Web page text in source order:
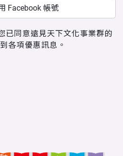
Facebook 帳號
已同意遠見天下文化事業群的
各項優惠訊息。